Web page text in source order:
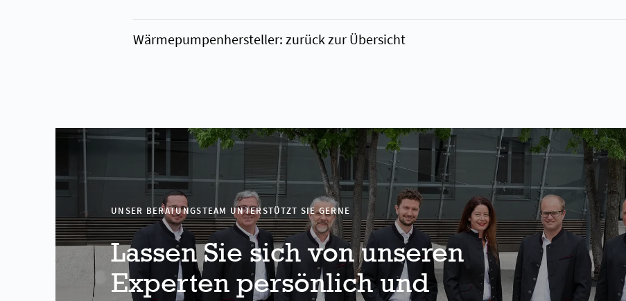
Wärmepumpenhersteller: zurück zur Übersicht
UNSER BERATUNGSTEAM UNTERSTÜTZT SIE GERNE
Lassen Sie sich von unseren
Experten persönlich und